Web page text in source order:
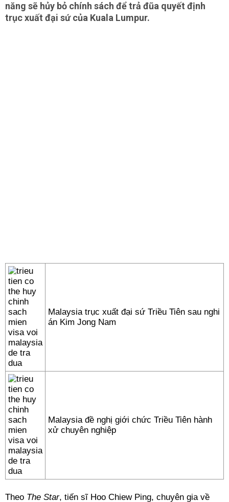
năng sẽ hủy bỏ chính sách để trả đũa quyết định
trục xuất đại sứ của Kuala Lumpur.
Malaysia trục xuất đại sứ Triều Tiên sau nghi
án Kim Jong Nam
Malaysia đề nghị giới chức Triều Tiên hành
xử chuyên nghiệp
Theo The Star, tiến sĩ Hoo Chiew Ping, chuyên gia về